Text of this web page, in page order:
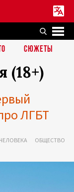
СЮЖЕТЫ
(18+)
ЛГБТ
ОБЩЕСТВО